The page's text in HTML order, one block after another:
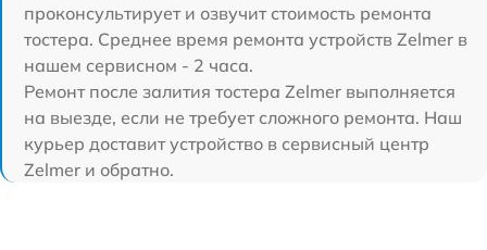
проконсультирует и озвучит стоимость ремонта
тостера. Среднее время ремонта устройств Zelmer в
нашем сервисном - 2 часа.
Ремонт после залития тостера Zelmer выполняется
на выезде, если не требует сложного ремонта. Наш
курьер доставит устройство в сервисный центр
Zelmer и обратно.